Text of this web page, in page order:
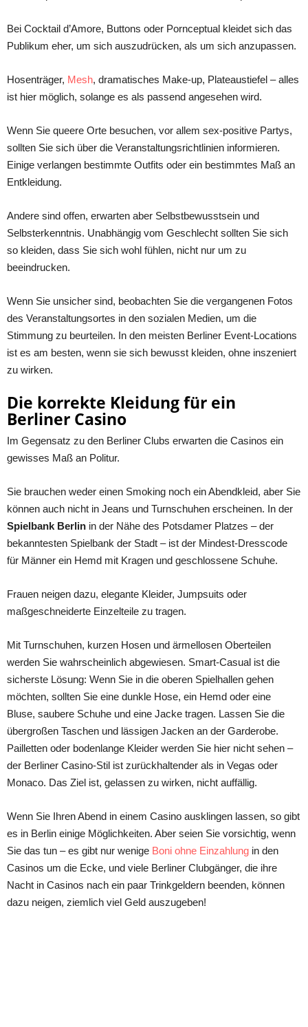
Bei Cocktail d’Amore, Buttons oder Pornceptual kleidet sich das
Publikum eher, um sich auszudrücken, als um sich anzupassen.
Hosenträger, Mesh, dramatisches Make-up, Plateaustiefel – alles
ist hier möglich, solange es als passend angesehen wird.
Wenn Sie queere Orte besuchen, vor allem sex-positive Partys,
sollten Sie sich über die Veranstaltungsrichtlinien informieren.
Einige verlangen bestimmte Outfits oder ein bestimmtes Maß an
Entkleidung.
Andere sind offen, erwarten aber Selbstbewusstsein und
Selbsterkenntnis. Unabhängig vom Geschlecht sollten Sie sich
so kleiden, dass Sie sich wohl fühlen, nicht nur um zu
beeindrucken.
Wenn Sie unsicher sind, beobachten Sie die vergangenen Fotos
des Veranstaltungsortes in den sozialen Medien, um die
Stimmung zu beurteilen. In den meisten Berliner Event-Locations
ist es am besten, wenn sie sich bewusst kleiden, ohne inszeniert
zu wirken.
Die korrekte Kleidung für ein
Berliner Casino
Im Gegensatz zu den Berliner Clubs erwarten die Casinos ein
gewisses Maß an Politur.
Sie brauchen weder einen Smoking noch ein Abendkleid, aber Sie
können auch nicht in Jeans und Turnschuhen erscheinen. In der
Spielbank Berlin in der Nähe des Potsdamer Platzes – der
bekanntesten Spielbank der Stadt – ist der Mindest-Dresscode
für Männer ein Hemd mit Kragen und geschlossene Schuhe.
Frauen neigen dazu, elegante Kleider, Jumpsuits oder
maßgeschneiderte Einzelteile zu tragen.
Mit Turnschuhen, kurzen Hosen und ärmellosen Oberteilen
werden Sie wahrscheinlich abgewiesen. Smart-Casual ist die
sicherste Lösung: Wenn Sie in die oberen Spielhallen gehen
möchten, sollten Sie eine dunkle Hose, ein Hemd oder eine
Bluse, saubere Schuhe und eine Jacke tragen. Lassen Sie die
übergroßen Taschen und lässigen Jacken an der Garderobe.
Pailletten oder bodenlange Kleider werden Sie hier nicht sehen –
der Berliner Casino-Stil ist zurückhaltender als in Vegas oder
Monaco. Das Ziel ist, gelassen zu wirken, nicht auffällig.
Wenn Sie Ihren Abend in einem Casino ausklingen lassen, so gibt
es in Berlin einige Möglichkeiten. Aber seien Sie vorsichtig, wenn
Sie das tun – es gibt nur wenige Boni ohne Einzahlung in den
Casinos um die Ecke, und viele Berliner Clubgänger, die ihre
Nacht in Casinos nach ein paar Trinkgeldern beenden, können
dazu neigen, ziemlich viel Geld auszugeben!